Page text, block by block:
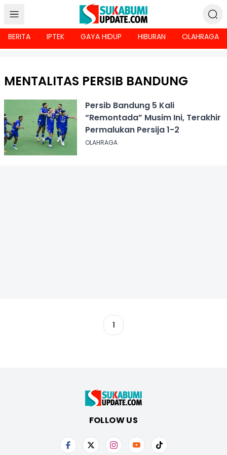
BERITA IPTEK GAYA HIDUP HIBURAN OLAHRAGA
MENTALITAS PERSIB BANDUNG
Persib Bandung 5 Kali
“Remontada” Musim Ini, Terakhir
Permalukan Persija 1-2
OLAHRAGA
1
FOLLOW US